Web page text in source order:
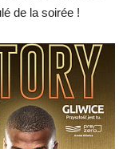
de la soirée !